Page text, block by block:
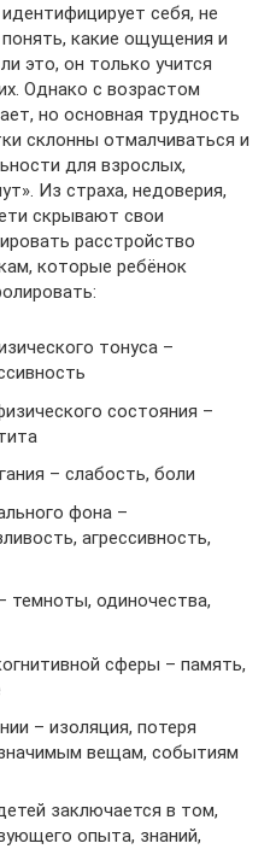
себя, не
какие ощущения и
это, он только учится
Однако с возрастом
но основная трудность
склонны отмалчиваться и
для взрослых,
Из страха, недоверия,
скрывают свои
расстройство
которые ребёнок
тонуса –
состояния –
– слабость, боли
фона –
агрессивность,
темноты, одиночества,
сферы – память,
– изоляция, потеря
вещам, событиям
заключается в том,
опыта, знаний,